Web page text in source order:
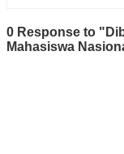
0 Response to
Mahasiswa